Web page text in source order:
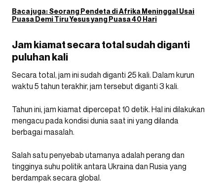
Baca juga:Seorang Pendeta di Afrika Meninggal Usai
Puasa Demi Tiru Yesus yang Puasa 40 Hari
Jam kiamat secara total sudah diganti
puluhan kali
Secara total, jam ini sudah diganti 25 kali. Dalam kurun
waktu 5 tahun terakhir, jam tersebut diganti 3 kali.
Tahun ini, jam kiamat dipercepat 10 detik. Hal ini dilakukan
mengacu pada kondisi dunia saat ini yang dilanda
berbagai masalah.
Salah satu penyebab utamanya adalah perang dan
tingginya suhu politik antara Ukraina dan Rusia yang
berdampak secara global.